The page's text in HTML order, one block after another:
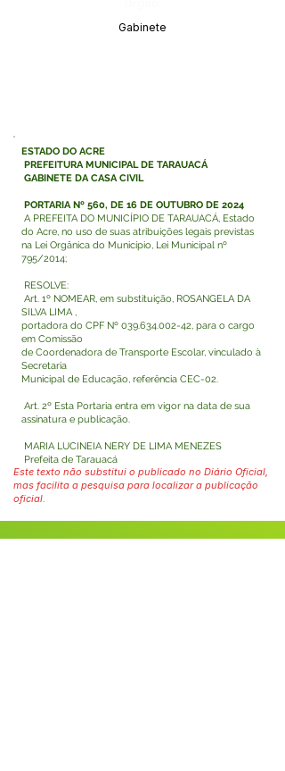
Gabinete
ESTADO DO ACRE
PREFEITURA MUNICIPAL DE TARAUACÁ
GABINETE DA CASA CIVIL
PORTARIA Nº 560, DE 16 DE OUTUBRO DE 2024
A PREFEITA DO MUNICÍPIO DE TARAUACÁ, Estado
do Acre, no uso de suas atribuições legais previstas
na Lei Orgânica do Município, Lei Municipal nº
795/2014;
RESOLVE:
Art. 1º NOMEAR, em substituição, ROSANGELA DA
SILVA LIMA ,
portadora do CPF Nº 039.634.002-42, para o cargo
em Comissão
de Coordenadora de Transporte Escolar, vinculado à
Secretaria
Municipal de Educação, referência CEC-02.
Art. 2º Esta Portaria entra em vigor na data de sua
assinatura e publicação.
MARIA LUCINEIA NERY DE LIMA MENEZES
Prefeita de Tarauacá
Este texto não substitui o publicado no Diário Oficial,
mas facilita a pesquisa para localizar a publicação
oficial.